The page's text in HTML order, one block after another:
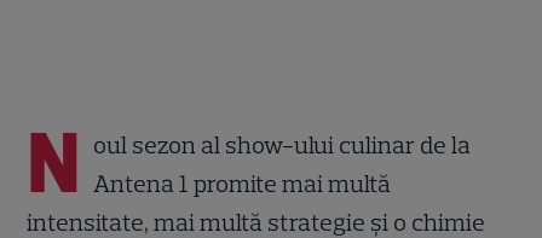
N oul sezon al show-ului culinar de la
Antena 1 promite mai multă
intensitate, mai multă strategie și o chimie